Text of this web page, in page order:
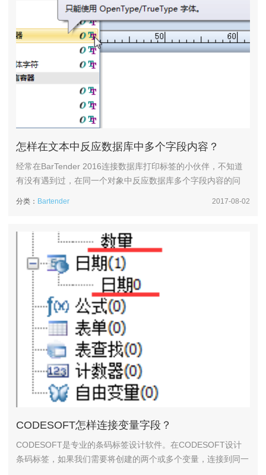
怎样在文本中反应数据库中多个字段内容？
经常在BarTender 2016连接数据库打印标签的小伙伴，不知道
有没有遇到过，在同一个对象中反应数据库多个字段内容的问
接过程小编就不细讲了，不会的小伙伴可去官网搜搜相...
分类： Bartender 2017-08-02
CODESOFT怎样连接变量字段？
CODESOFT是专业的条码标签设计软件。在CODESOFT设计
条码标签，如果我们需要将创建的两个或多个变量，连接到同一